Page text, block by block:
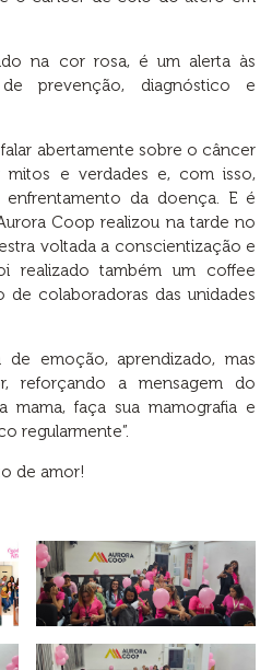
na cor rosa, é um alerta às
prevenção, diagnóstico e
abertamente sobre o câncer
mitos e verdades e, com isso,
da doença. E é
Coop realizou na tarde no
voltada a conscientização e
realizado também um coffee
de colaboradoras das unidades
emoção, aprendizado, mas
reforçando a mensagem do
mama, faça sua mamografia e
regularmente”.
de amor!